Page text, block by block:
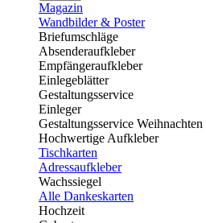
Magazin
Wandbilder & Poster
Briefumschläge
Absenderaufkleber
Empfängeraufkleber
Einlegeblätter
Gestaltungsservice
Einleger
Gestaltungsservice Weihnachten
Hochwertige Aufkleber
Tischkarten
Adressaufkleber
Wachssiegel
Alle Dankeskarten
Hochzeit